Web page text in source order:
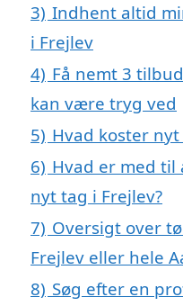
3) Indhent altid
i Frejlev
4) Få nemt 3
kan være tryg ved
5) Hvad koster
6) Hvad er med til
nyt tag i Frejlev?
7) Oversigt over
Frejlev eller hele
8) Søg efter en